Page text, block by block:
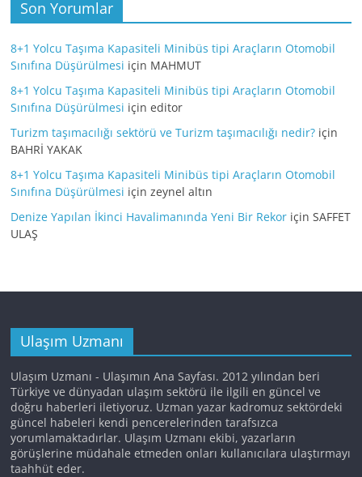
Son Yorumlar
8+1 Yolcu Taşıma Kapasiteli Minibüs tipi Araçların Otomobil
Sınıfına Düşürülmesi için MAHMUT
8+1 Yolcu Taşıma Kapasiteli Minibüs tipi Araçların Otomobil
Sınıfına Düşürülmesi içineditor
Turizm taşımacılığı sektörü ve Turizm taşımacılığı nedir? için
BAHRİ YAKAK
8+1 Yolcu Taşıma Kapasiteli Minibüs tipi Araçların Otomobil
Sınıfına Düşürülmesi içinzeynel altın
Denize Yapılan İkinci Havalimanında Yeni Bir Rekor içinSAFFET
ULAŞ
Ulaşım Uzmanı
Ulaşım Uzmanı - Ulaşımın Ana Sayfası. 2012 yılından beri
Türkiye ve dünyadan ulaşım sektörü ile ilgili en güncel ve
doğru haberleri iletiyoruz. Uzman yazar kadromuz sektördeki
güncel habeleri kendi pencerelerinden tarafsızca
yorumlamaktadırlar. Ulaşım Uzmanı ekibi, yazarların
görüşlerine müdahale etmeden onları kullanıcılara ulaştırmayı
taahhüt eder.